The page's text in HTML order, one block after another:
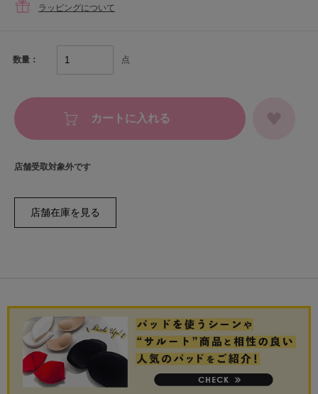
ラッピングについて
数量： 点
カートに入れる
店舗受取対象外です